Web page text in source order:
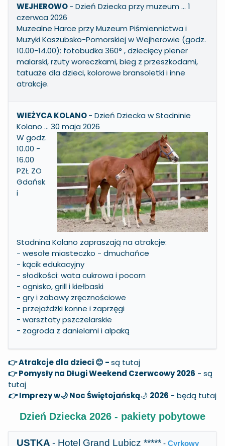
WEJHEROWO- Dzień Dziecka przy muzeum … 1
czerwca 2026
Muzealne Harce przy Muzeum Piśmiennictwa i
Muzyki Kaszubsko-Pomorskiej w Wejherowie (godz.
10.00-14.00): fotobudka 360° , dziecięcy plener
malarski, rzuty woreczkami, bieg z przeszkodami,
tatuaże dla dzieci, kolorowe bransoletki i inne
atrakcje.
WIEŻYCA KOLANO- Dzień Dziecka w Stadninie
Kolano … 30 maja 2026
W godz.
10.00 -
16.00
PZŁ ZO
Gdańsk
i
Stadnina Kolano zapraszają na atrakcje:
- wesołe miasteczko - dmuchańce
- kącik edukacyjny
- słodkości: wata cukrowa i pocorn
- ognisko, grill i kiełbaski
- gry i zabawy zręcznościowe
- przejażdżki konne i zaprzęgi
- warsztaty pszczelarskie
- zagroda z danielami i alpaką
👉 Atrakcje dla dzieci 😊 -są tutaj
👉 Pomysły na Długi Weekend Czerwcowy 2026 - są
tutaj
👉Imprezy w🌙 Noc Świętojańską🌙 2026 - będą tutaj
Dzień Dziecka 2026 - pakiety pobytowe
USTKA - Hotel Grand Lubicz ***** - Cyrkowy